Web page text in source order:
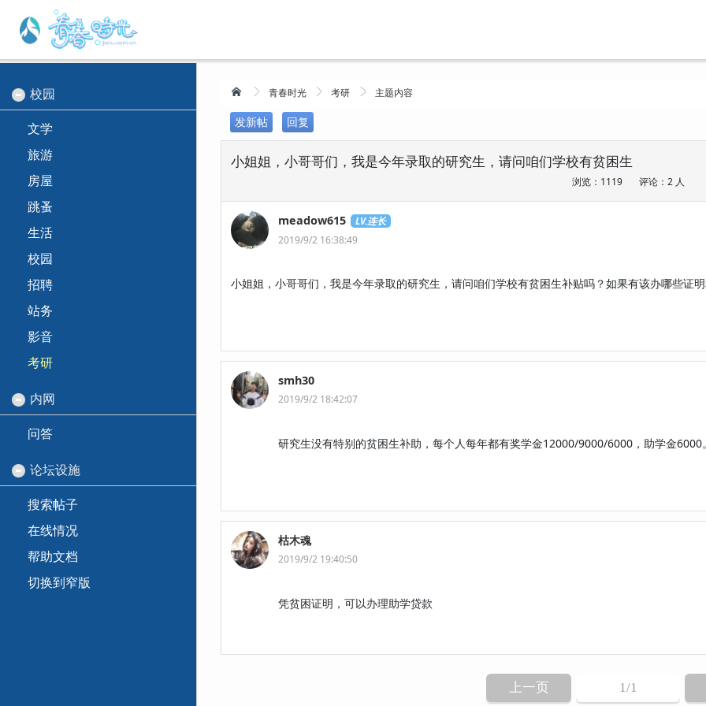
校园
文学
旅游
房屋
跳蚤
生活
校园
招聘
站务
影音
考研
内网
问答
论坛设施
搜索帖子
在线情况
帮助文档
切换到窄版
青春时光 考研 主题内容
发新帖 回复
小姐姐，小哥哥们，我是今年录取的研究生，请问咱们学校有贫困生
浏览：1119 评论：2 人
meadow615
LV.连长
2019/9/2 16:38:49
小姐姐，小哥哥们，我是今年录取的研究生，请问咱们学校有贫困生补贴吗？如果有该办哪些证
smh30
2019/9/2 18:42:07
研究生没有特别的贫困生补助，每个人每年都有奖学金12000/9000/6000，助学金6000。
枯木魂
2019/9/2 19:40:50
凭贫困证明，可以办理助学贷款
上一页 1/1